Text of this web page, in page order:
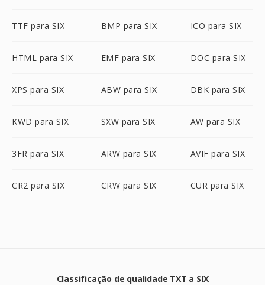
TTF para SIX BMP para SIX ICO para SIX
HTML para SIX EMF para SIX DOC para SIX
XPS para SIX ABW para SIX DBK para SIX
KWD para SIX SXW para SIX AW para SIX
3FR para SIX ARW para SIX AVIF para SIX
CR2 para SIX CRW para SIX CUR para SIX
Classificação de qualidade TXT a SIX